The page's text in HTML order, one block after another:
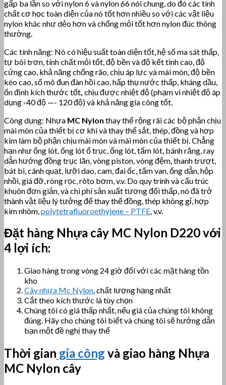
gấp ba lần so với nylon 6 và nylon 66 nói chung, do đó các tính
chất cơ học toàn diện của nó tốt hơn nhiều so với các vật liệu
nylon khác như dẻo hơn và chống mỏi tốt hơn nylon đúc thông
thường.
Các tính năng: Nó có hiệu suất toàn diện tốt, hệ số ma sát thấp,
tự bôi trơn, tính chất mỏi tốt, độ bền và độ kết tinh cao, độ
cứng cao, khả năng chống rão, chịu áp lực và mài mòn, độ bền
kéo cao, số mô đun đàn hồi cao, hấp thụ nước thấp, kháng dầu,
ổn định kích thước tốt chịu được nhiệt độ (phạm vi nhiệt độ áp
dụng -40 độ —- 120 độ) và khả năng gia công tốt.
Công dụng: Nhựa MC Nylon thay thế rộng rãi các bộ phận chịu
mài mòn của thiết bị cơ khí và thay thế sắt, thép, đồng và hợp
kim làm bộ phận chịu mài mòn và mài mòn của thiết bị. Chẳng
hạn như ống lót, ống lót ổ trục, ống lót, tấm lót, bánh răng, ray
dẫn hướng đồng trục lăn, vòng piston, vòng đệm, thanh trượt,
bát bi, cánh quạt, lưỡi dao, cam, đai ốc, tấm van, ống dẫn, hộp
nhồi, giá đỡ, ròng rọc, rôto bơm, v.v. Do quy trình và cấu trúc
khuôn đơn giản, và chi phí sản xuất tương đối thấp, nó đã trở
thành vật liệu lý tưởng để thay thế đồng, thép không gỉ, hợp
kim nhôm, polytetrafluoroethylene – PTFE , v.v.
Đặt hàng Nhựa cây MC Nylon D220 với
4 lợi ích:
Giao hàng trong vòng 24 giờ đối với các mặt hàng tồn
kho
Cây nhựa Mc Nylon, chất lượng hạng nhất
Cắt theo kích thước là tùy chọn
Chúng tôi có giá thấp nhất, nếu giá của chúng tôi không
đúng. Hãy cho chúng tôi biết và chúng tôi sẽ hướng dẫn
bạn một đề nghị thay thế
Thời gian gia công và giao hàng Nhựa
MC Nylon cây